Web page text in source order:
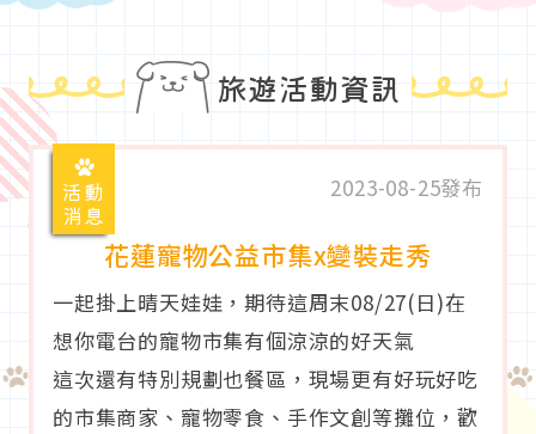
旅遊活動資訊
2023-08-25發布
花蓮寵物公益市集x變裝走秀
一起掛上晴天娃娃，期待這周末08/27(日)在
想你電台的寵物市集有個涼涼的好天氣
這次還有特別規劃也餐區，現場更有好玩好吃
的市集商家、寵物零食、手作文創等攤位，歡
活動
消息